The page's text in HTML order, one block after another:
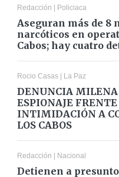
Redacción | Policiaca
Aseguran más de 8
narcóticos en
Cabos; hay cuatro
Rocio Casas | La Paz
DENUNCIA MILENA
ESPIONAJE FRENTE
INTIMIDACIÓN A
LOS CABOS
Redacción | Nacional
Detienen a